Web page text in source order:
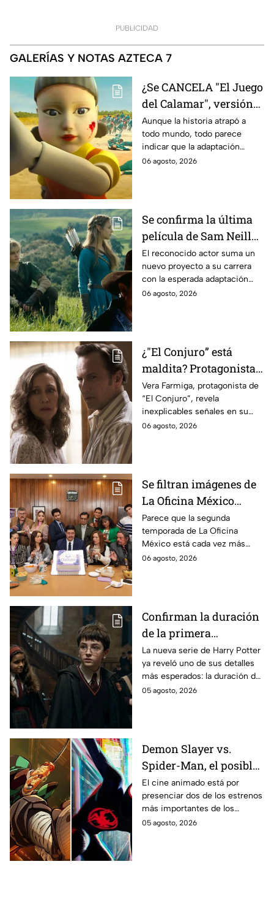
PUBLICIDAD
GALERÍAS Y NOTAS AZTECA 7
¿Se CANCELA "El Juego
del Calamar", versión
Estados Unidos? Esto
es lo que se sabe al
momento
Aunque la historia atrapó a
todo mundo, todo parece
indicar que la adaptación
podría ser cancelada:
06 agosto, 2026
Se confirma la última
película de Sam Neill
antes de morir: esto es
lo que se sabe hasta
ahora
El reconocido actor suma un
nuevo proyecto a su carrera
con la esperada adaptación
cinematográfica del popular
06 agosto, 2026
¿"El Conjuro” está
maldita? Protagonista
revela INQUIETANTES
señales en su cuerpo
durante la grabación de
la película
Vera Farmiga, protagonista de
“El Conjuro”, revela
inexplicables señales en su
cuerpo durante el rodaje de la
06 agosto, 2026
Se filtran imágenes de
La Oficina México
temporada 2 y un
detalle desata teorías
entre los fans
Parece que la segunda
temporada de La Oficina
México está cada vez más
cerca, pues el elenco ya se
06 agosto, 2026
Confirman la duración
de la primera
temporada de Harry
Potter y emocionará a
los fans de los libros
La nueva serie de Harry Potter
ya reveló uno de sus detalles
más esperados: la duración de
la primera temporada basada
05 agosto, 2026
Demon Slayer vs.
Spider-Man, el posible
gran enfrentamiento
en taquilla del 2027
El cine animado está por
presenciar dos de los estrenos
más importantes de los
últimos años.
05 agosto, 2026